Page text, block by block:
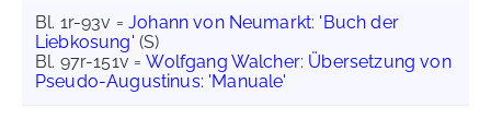
Bl. 1r-93v =Johann von Neumarkt: 'Buch der
Liebkosung' (S)
Bl. 97r-151v =Wolfgang Walcher: Übersetzung von
Pseudo-Augustinus: 'Manuale'